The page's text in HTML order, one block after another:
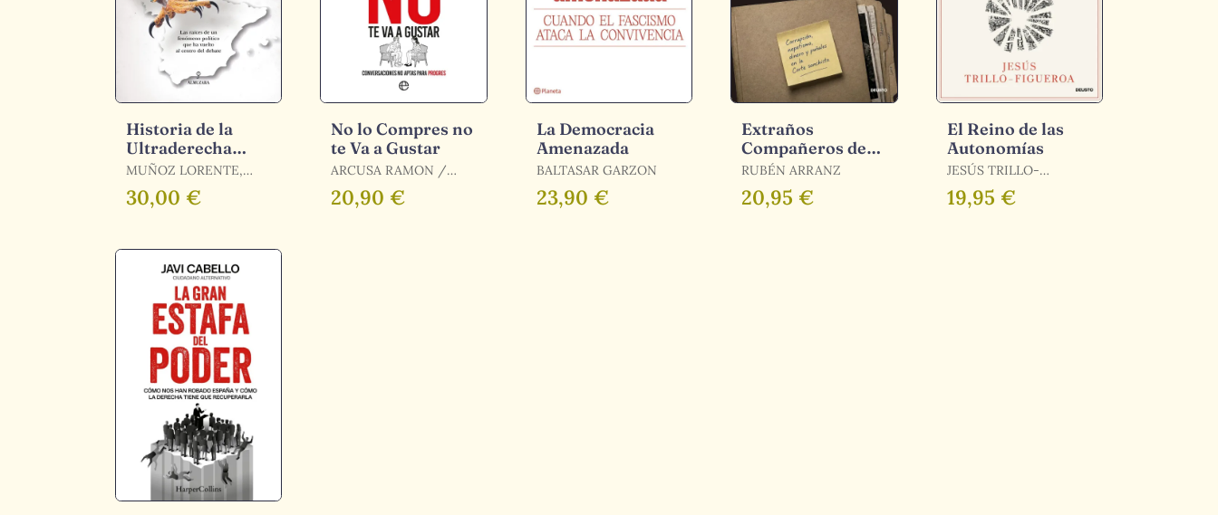
Historia de la
Ultraderecha
Española
MUÑOZ LORENTE,
GERARDO
30,00 €
No lo Compres no
te Va a Gustar
ARCUSA RAMON /
GIMENEZ BARBAT
TERESA / ARCUSA,
20,90 €
La Democracia
Amenazada
BALTASAR GARZON
23,90 €
Extraños
Compañeros de
Trama
RUBÉN ARRANZ
20,95 €
El Reino de las
Autonomías
JESÚS TRILLO-
FIGUEROA
19,95 €